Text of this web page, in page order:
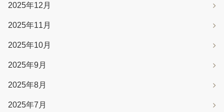
2025年12月
2025年11月
2025年10月
2025年9月
2025年8月
2025年7月